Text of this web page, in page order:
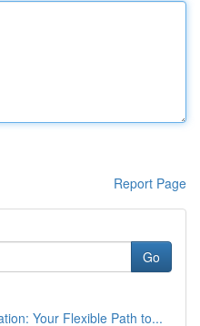
Report Page
Go
Your Flexible Path to...